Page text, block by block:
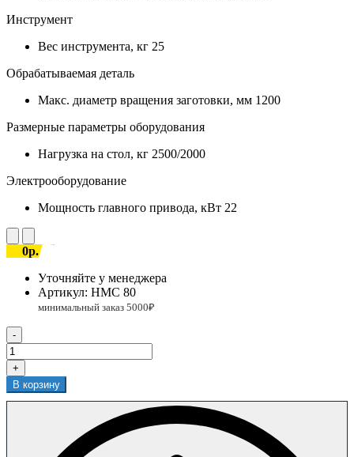
Инструмент
Вес инструмента, кг 25
Обрабатываемая деталь
Макс. диаметр вращения заготовки, мм 1200
Размерные параметры оборудования
Нагрузка на стол, кг 2500/2000
Электрооборудование
Мощность главного привода, кВт 22
0р.
Уточняйте у менеджера
Артикул: HMC 80
-
+
В корзину